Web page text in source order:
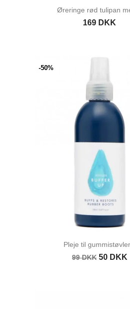
Øreringe rød tulipan
169 DKK
Pleje til
99 DKK 50 DKK
-50%